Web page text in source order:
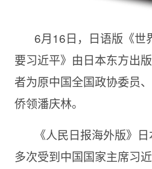
6月16日，日语版《世
要习近平》由日本东方出
者为原中国全国政协委员
侨领潘庆林。
《人民日报海外版》
多次受到中国国家主席习